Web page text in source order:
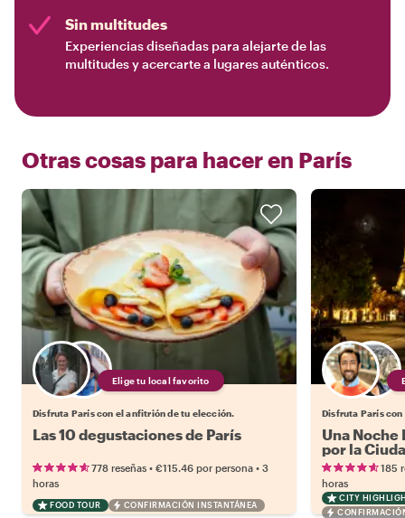
Sin multitudes
Experiencias diseñadas para alejarte de las
multitudes y acercarte a lugares auténticos.
Otras cosas para hacer en París
Elige tu local favorito
Disfruta París con el anfitrión de tu elección.
Las 10 degustaciones de París
778 reseñas • €115.46 por persona • 3
horas
FOOD TOUR CONFIRMACIÓN INSTANTÁNEA
Disfruta París
Una Noche
por la
185
horas
CITY